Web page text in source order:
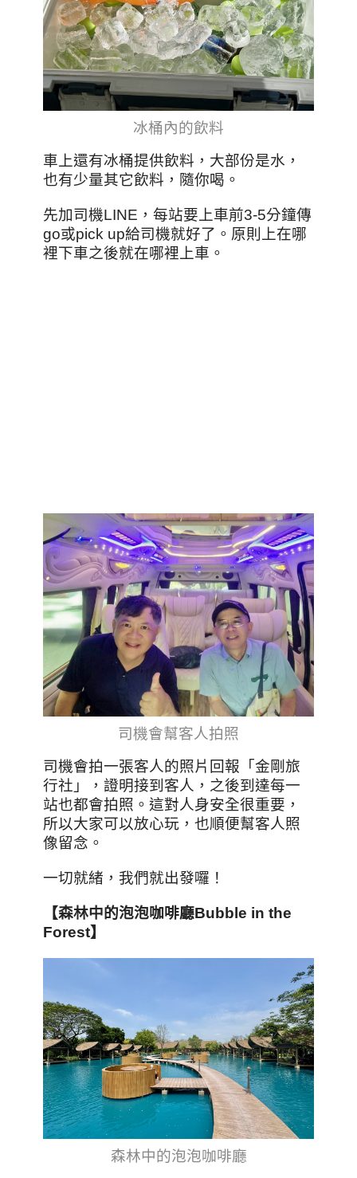
冰桶內的飲料
車上還有冰桶提供飲料，大部份是水，
也有少量其它飲料，隨你喝。
先加司機LINE，每站要上車前3-5分鐘傳
go或pick up給司機就好了。原則上在哪
裡下車之後就在哪裡上車。
司機會幫客人拍照
司機會拍一張客人的照片回報「金剛旅
行社」，證明接到客人，之後到達每一
站也都會拍照。這對人身安全很重要，
所以大家可以放心玩，也順便幫客人照
像留念。
一切就緒，我們就出發囉！
【森林中的泡泡咖啡廳Bubble in the
Forest】
森林中的泡泡咖啡廳